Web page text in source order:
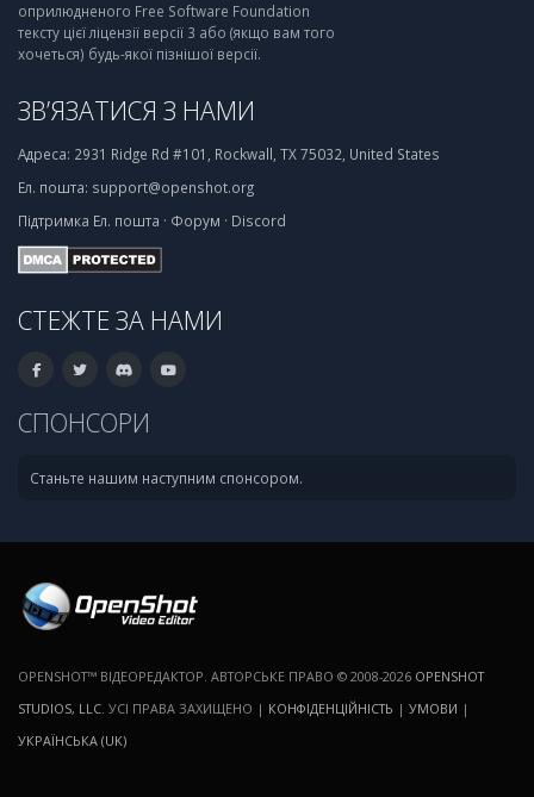
оприлюдненого Free Software Foundation
тексту цієї ліцензії версії 3 або (якщо вам того
хочеться) будь-якої пізнішої версії.
ЗВ’ЯЗАТИСЯ З НАМИ
Адреса: 2931 Ridge Rd #101, Rockwall, TX 75032, United States
Ел. пошта: support@openshot.org
Підтримка Ел. пошта · Форум · Discord
СТЕЖТЕ ЗА НАМИ
СПОНСОРИ
Станьте нашим наступним спонсором.
OPENSHOT™ ВІДЕОРЕДАКТОР. АВТОРСЬКЕ ПРАВО © 2008-2026 OPENSHOT
STUDIOS, LLC . УСІ ПРАВА ЗАХИЩЕНО | КОНФІДЕНЦІЙНІСТЬ | УМОВИ |
УКРАЇНСЬКА (UK)